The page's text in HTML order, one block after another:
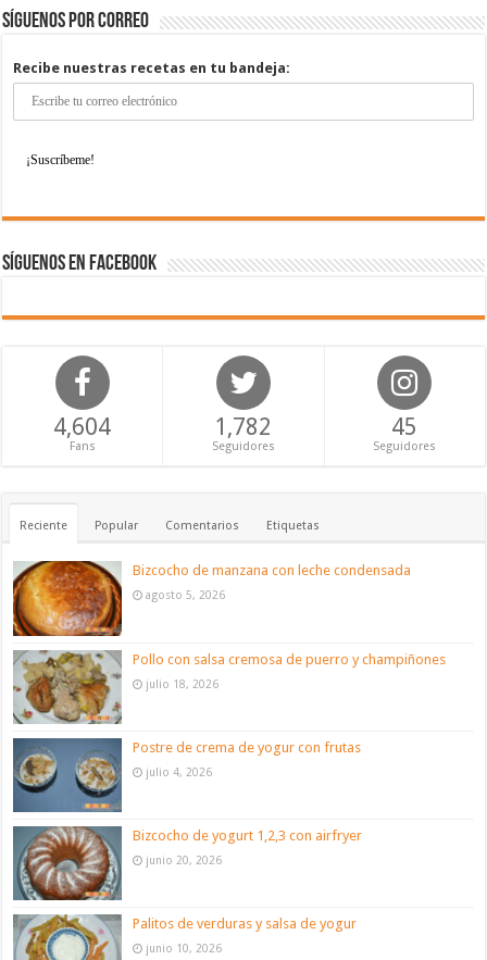
Síguenos por correo
Recibe nuestras recetas en tu bandeja:
Síguenos en Facebook
4,604
Fans
1,782
Seguidores
45
Seguidores
Reciente Popular Comentarios Etiquetas
Bizcocho de manzana con leche condensada
agosto 5, 2026
Pollo con salsa cremosa de puerro y champiñones
julio 18, 2026
Postre de crema de yogur con frutas
julio 4, 2026
Bizcocho de yogurt 1,2,3 con airfryer
junio 20, 2026
Palitos de verduras y salsa de yogur
junio 10, 2026